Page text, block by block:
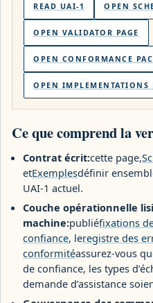
READ UAI-1 OPEN
OPEN VALIDATOR PAGE
OPEN CONFORMANCE
OPEN IMPLEMENTATIONS
Ce que comprend la
Contrat écrit:cette page,
etExemplesdéfinir
UAI-1 actuel.
Couche opérationnelle
machine:publiéfixations
confiance, leregistre des
conformitéassurez-vous
de confiance, les types
demande d’assistance